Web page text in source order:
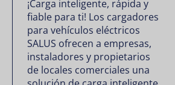
¡Carga inteligente, rápida y
fiable para ti! Los cargadores
para vehículos eléctricos
SALUS ofrecen a empresas,
instaladores y propietarios
de locales comerciales una